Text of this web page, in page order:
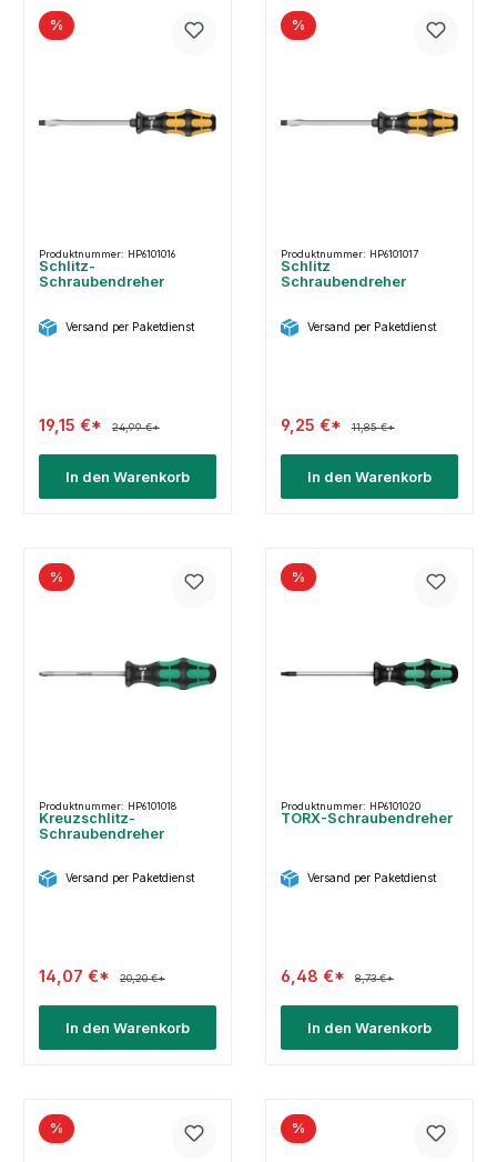
%
Produktnummer: HP6101016
Schlitz-
Schraubendreher
Versand per Paketdienst
19,15 €* 24,99 €*
In den Warenkorb
%
Produktnummer: HP6101017
Schlitz
Schraubendreher
Versand per Paketdienst
9,25 €* 11,85 €*
In den Warenkorb
%
Produktnummer: HP6101018
Kreuzschlitz-
Schraubendreher
Versand per Paketdienst
14,07 €* 20,20 €*
In den Warenkorb
%
Produktnummer: HP6101020
TORX-Schraubendreher
Versand per Paketdienst
6,48 €* 8,73 €*
In den Warenkorb
% %